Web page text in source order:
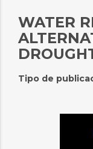
WATER
Tipo de